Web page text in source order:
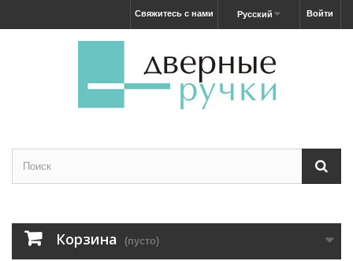
Войти
Русский
Свяжитесь с нами
Корзина (пусто)